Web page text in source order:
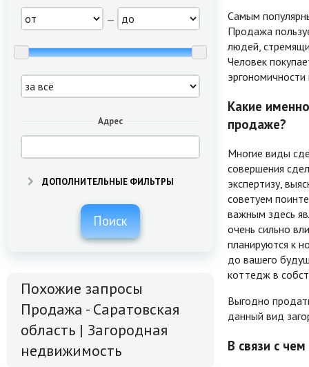
—
Адрес
ДОПОЛНИТЕЛЬНЫЕ ФИЛЬТРЫ
Поиск
Похожие запросы
Продажа - Саратовская
область | Загородная
недвижимость
Самым
Продажа
людей,
Человек
Какие
продаже?
Многие виды
совершения
экспертизу,
советуем
важным здесь
очень сильно
планируются к
до вашего
коттедж в
Выгодно
данный вид
В связи с